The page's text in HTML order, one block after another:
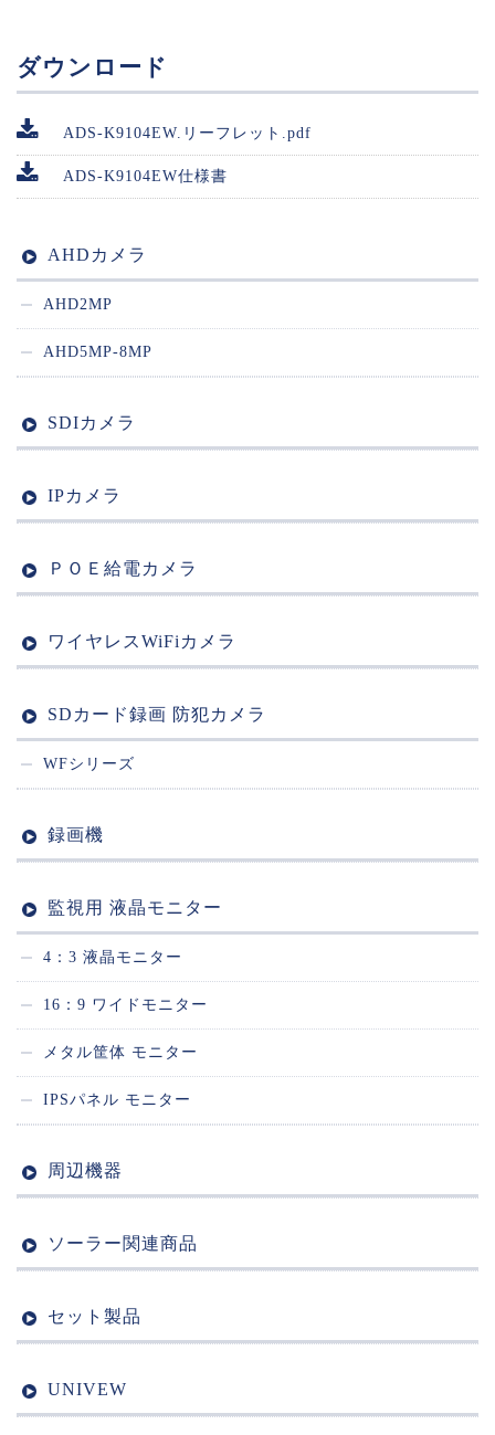
ダウンロード
ADS-K9104EW.リーフレット.pdf
ADS-K9104EW仕様書
AHDカメラ
AHD2MP
AHD5MP-8MP
SDIカメラ
IPカメラ
ＰＯＥ給電カメラ
ワイヤレスWiFiカメラ
SDカード録画 防犯カメラ
WFシリーズ
録画機
監視用 液晶モニター
4：3 液晶モニター
16：9 ワイドモニター
メタル筐体 モニター
IPSパネル モニター
周辺機器
ソーラー関連商品
セット製品
UNIVEW